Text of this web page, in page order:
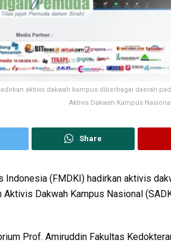
aktivis dakwah kampus diberbagai daerah
Aktivis Dakwah Kampus
Share
Indonesia (FMDKI) hadirkan aktivis
Dakwah Kampus Nasional
Prof. Amiruddin Fakultas